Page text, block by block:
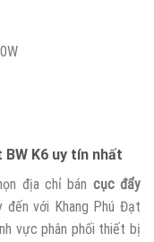
K6 uy tín nhất
địa chỉ bán cục đẩy
với Khang Phú Đạt
vực phân phối thiết bị